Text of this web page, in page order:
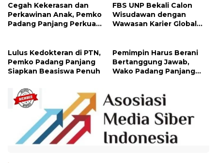
Cegah Kekerasan dan
Perkawinan Anak, Pemko
Padang Panjang Perkuat
FBS UNP Bekali Calon
Wisudawan dengan
Wawasan Karier Global
Lulus Kedokteran di PTN,
Pemko Padang Panjang
Siapkan Beasiswa Penuh
Pemimpin Harus Berani
Bertanggung Jawab,
Wako Padang Panjang